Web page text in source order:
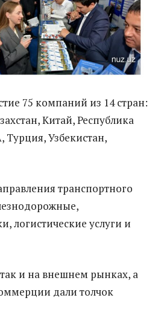
75 компаний из 14 стран:
Китай, Республика
Узбекистан,
транспортного
логистические услуги и
и на внешнем рынках, а
дали толчок